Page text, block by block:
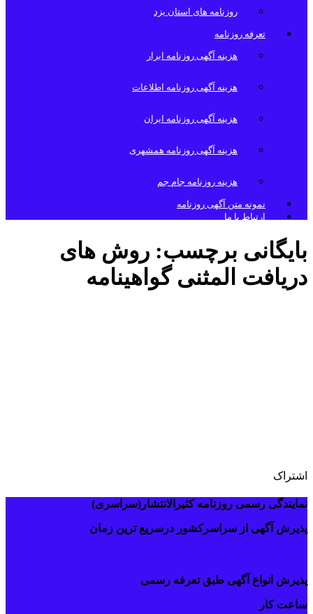
روزنامه های استان یزد
تعرفه روزنامه
هزینه آگهی روزنامه ابرار
هزینه آگهی روزنامه اطلاعات
هزینه آگهی روزنامه ایران
هزینه آگهی روزنامه همشهری
هزینه روزنامه جام جم
نمونه متن آگهی روزنامه
ارتباط با ما
بایگانی برچسب: روش های
دریافت المثنی گواهینامه
اشتراک
نمایندگی رسمی روزنامه کثیرالانتشار(سراسری)
پذیرش آگهی از سراسرکشور درسریع ترین زمان
پذیرش انواع آگهی طبق تعرفه رسمی
ساعت کار